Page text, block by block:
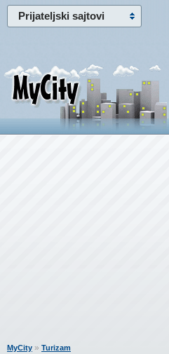
Prijateljski sajtovi
MyCity » Turizam